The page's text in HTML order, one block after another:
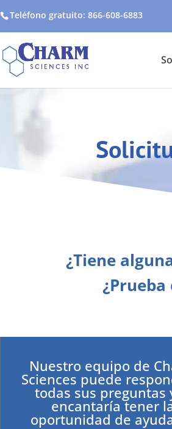
Teléfono gratuito: 866-608-6883
¿Tiene
Nuestro equipo de
Sciences puede
todas sus preguntas
encantaría tener
oportunidad de